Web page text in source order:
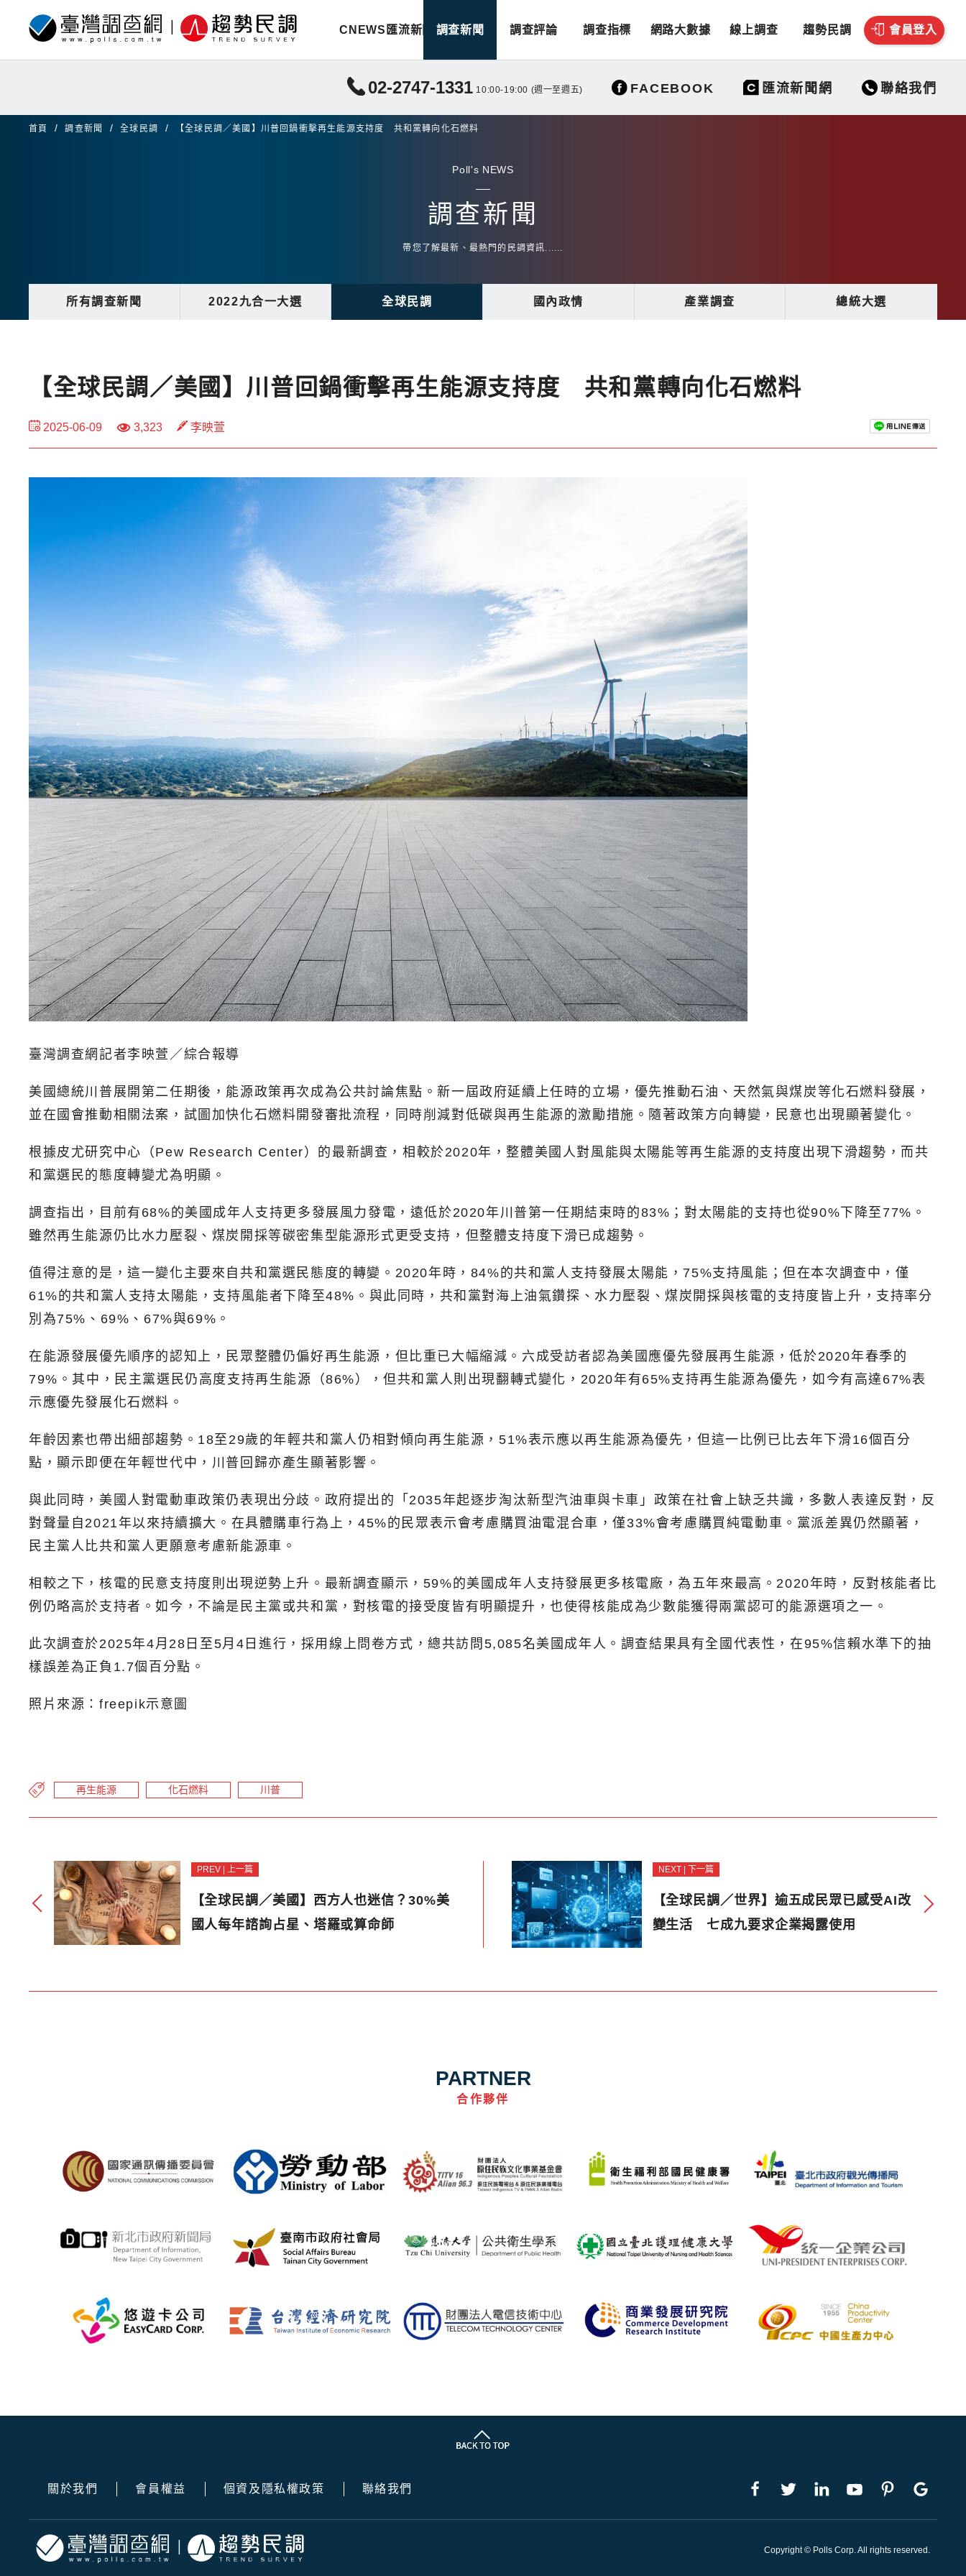
CNEWS匯流新聞 調查新聞 調查評論 調查指標 網路大數據 線上調查 趨勢民調 會員登入
02-2747-1331 10:00-19:00 (週一至週五) FACEBOOK 匯流新聞網 聯絡我們
首頁 調查新聞 全球民調 【全球民調／美國】川普回鍋衝擊再生能源支持度 共和黨轉向化石燃料
Poll's NEWS
調查新聞
帶您了解最新、最熱門的民調資訊......
所有調查新聞 2022九合一大選 全球民調 國內政情 產業調查 總統大選
【全球民調／美國】川普回鍋衝擊再生能源支持度 共和黨轉向化石燃料
2025-06-09 3,323 李映萱
臺灣調查網記者李映萱／綜合報導
美國總統川普展開第二任期後，能源政策再次成為公共討論焦點。新一屆政府延續上任時的立場，優先推動石油、天然氣與煤炭等化石燃料發展，
並在國會推動相關法案，試圖加快化石燃料開發審批流程，同時削減對低碳與再生能源的激勵措施。隨著政策方向轉變，民意也出現顯著變化。
根據皮尤研究中心（Pew Research Center）的最新調查，相較於2020年，整體美國人對風能與太陽能等再生能源的支持度出現下滑趨勢，而共
和黨選民的態度轉變尤為明顯。
調查指出，目前有68%的美國成年人支持更多發展風力發電，遠低於2020年川普第一任期結束時的83%；對太陽能的支持也從90%下降至77%。
雖然再生能源仍比水力壓裂、煤炭開採等碳密集型能源形式更受支持，但整體支持度下滑已成趨勢。
值得注意的是，這一變化主要來自共和黨選民態度的轉變。2020年時，84%的共和黨人支持發展太陽能，75%支持風能；但在本次調查中，僅
61%的共和黨人支持太陽能，支持風能者下降至48%。與此同時，共和黨對海上油氣鑽探、水力壓裂、煤炭開採與核電的支持度皆上升，支持率分
別為75%、69%、67%與69%。
在能源發展優先順序的認知上，民眾整體仍偏好再生能源，但比重已大幅縮減。六成受訪者認為美國應優先發展再生能源，低於2020年春季的
79%。其中，民主黨選民仍高度支持再生能源（86%），但共和黨人則出現翻轉式變化，2020年有65%支持再生能源為優先，如今有高達67%表
示應優先發展化石燃料。
年齡因素也帶出細部趨勢。18至29歲的年輕共和黨人仍相對傾向再生能源，51%表示應以再生能源為優先，但這一比例已比去年下滑16個百分
點，顯示即便在年輕世代中，川普回歸亦產生顯著影響。
與此同時，美國人對電動車政策仍表現出分歧。政府提出的「2035年起逐步淘汰新型汽油車與卡車」政策在社會上缺乏共識，多數人表達反對，反
對聲量自2021年以來持續擴大。在具體購車行為上，45%的民眾表示會考慮購買油電混合車，僅33%會考慮購買純電動車。黨派差異仍然顯著，
民主黨人比共和黨人更願意考慮新能源車。
相較之下，核電的民意支持度則出現逆勢上升。最新調查顯示，59%的美國成年人支持發展更多核電廠，為五年來最高。2020年時，反對核能者比
例仍略高於支持者。如今，不論是民主黨或共和黨，對核電的接受度皆有明顯提升，也使得核能成為少數能獲得兩黨認可的能源選項之一。
此次調查於2025年4月28日至5月4日進行，採用線上問卷方式，總共訪問5,085名美國成年人。調查結果具有全國代表性，在95%信賴水準下的抽
樣誤差為正負1.7個百分點。
照片來源：freepik示意圖
再生能源 化石燃料 川普
PREV | 上一篇
【全球民調／美國】西方人也迷信？30%美
國人每年諮詢占星、塔羅或算命師
NEXT | 下一篇
【全球民調／世界】逾五成民眾已感受AI改
變生活 七成九要求企業揭露使用
PARTNER
合作夥伴
關於我們 會員權益 個資及隱私權政策 聯絡我們
Copyright © Polls Corp. All rights reserved.